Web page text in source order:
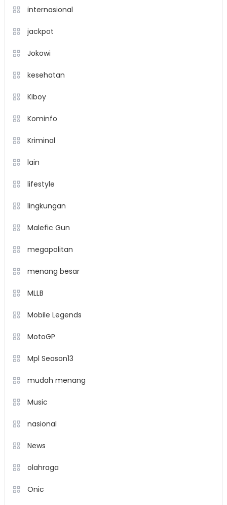
internasional
jackpot
Jokowi
kesehatan
Kiboy
Kominfo
Kriminal
lain
lifestyle
lingkungan
Malefic Gun
megapolitan
menang besar
MLLB
Mobile Legends
MotoGP
Mpl Season13
mudah menang
Music
nasional
News
olahraga
Onic